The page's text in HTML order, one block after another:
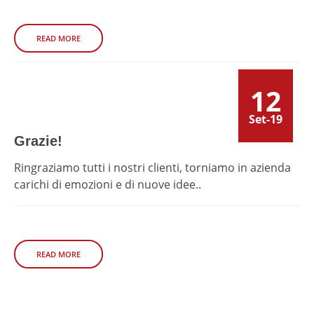
READ MORE
12
Set-19
Grazie!
Ringraziamo tutti i nostri clienti, torniamo in azienda
carichi di emozioni e di nuove idee..
READ MORE